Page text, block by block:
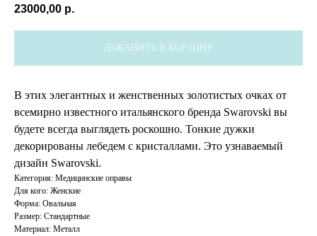
23000,00 р.
ДОБАВИТЬ В КОРЗИНУ
В этих элегантных и женственных золотистых очках от
всемирно известного итальянского бренда Swarovski вы
будете всегда выглядеть роскошно. Тонкие дужки
декорированы лебедем с кристаллами. Это узнаваемый
дизайн Swarovski.
Категория: Медицинские оправы
Для кого: Женские
Форма: Овальная
Размер: Стандартные
Материал: Металл